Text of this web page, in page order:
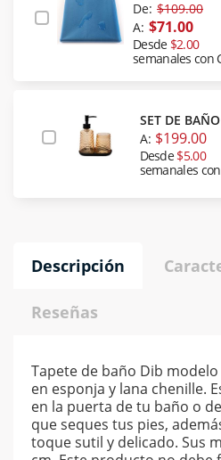
De: $109.00
A: $71.00
Desde $2.00
semanales con
SET DE
A: $199.00
Desde$5.00
semanales
Descripción
Reseñas
Tapete de baño Dib
en esponja y lana chenille.
en la puerta de tu baño o
que seques tus pies,
toque sutil y delicado. Sus